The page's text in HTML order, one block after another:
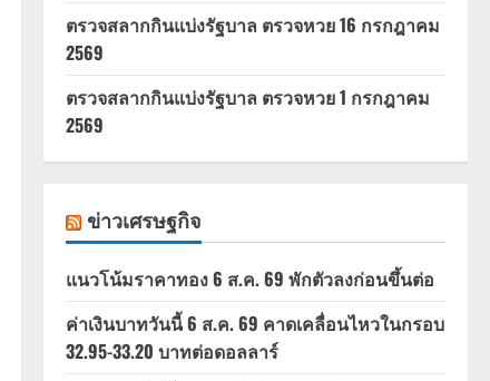
ตรวจสลากกินแบ่งรัฐบาล ตรวจหวย 16 กรกฎาคม
2569
ตรวจสลากกินแบ่งรัฐบาล ตรวจหวย 1 กรกฎาคม
2569
ข่าวเศรษฐกิจ
แนวโน้มราคาทอง 6 ส.ค. 69 พักตัวลงก่อนขึ้นต่อ
ค่าเงินบาทวันนี้ 6 ส.ค. 69 คาดเคลื่อนไหวในกรอบ
32.95-33.20 บาทต่อดอลลาร์